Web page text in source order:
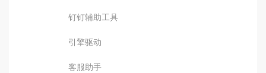
钉钉辅助工具
引擎驱动
客服助手